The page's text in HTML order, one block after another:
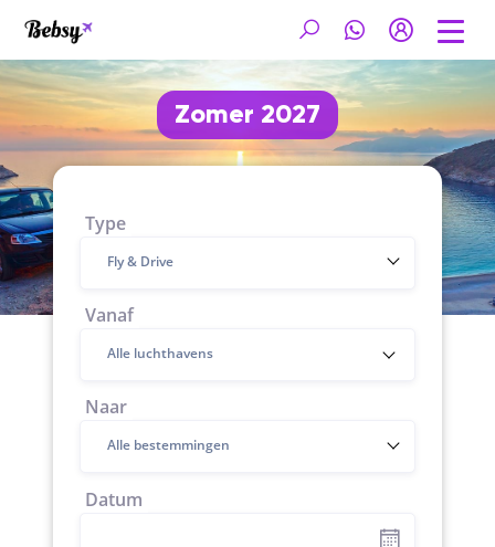
Zomer 2027
Type
Fly & Drive
Vanaf
Naar
Alle bestemmingen
Datum